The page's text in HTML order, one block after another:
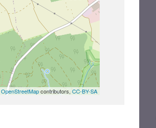
OpenStreetMapcontributors,CC-BY-SA